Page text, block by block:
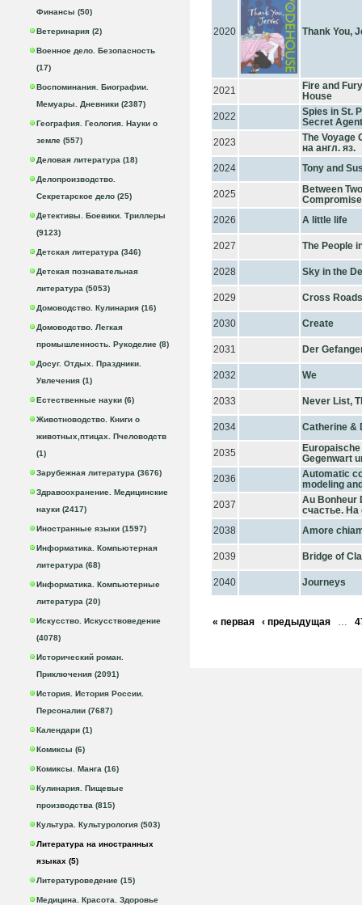
Финансы (50)
Ветеринария (2)
Военное дело. Безопасность
(17)
Воспоминания. Биографии.
Мемуары. Дневники (2387)
География. Геология. Науки о
земле (557)
Деловая литература (18)
Делопроизводство.
Секретарское дело (25)
Детективы. Боевики. Триллеры
(9123)
Детская литература (346)
Детская познавательная
литература (5053)
Домоводство. Кулинария (16)
Домоводство. Легкая
промышленность. Рукоделие (8)
Досуг. Отдых. Праздники.
Увлечения (1)
Естественные науки (6)
Животноводство. Книги о
животных,птицах. Пчеловодств
(1)
Зарубежная литература (3676)
Здравоохранение. Медицинские
науки (2417)
Иностранные языки (1597)
Информатика. Компьютерная
литература (68)
Информатика. Компьютерные
литература (20)
Искусство. Искусствоведение
(4078)
Исторический роман.
Приключения (2091)
История. История России.
Персоналии (7687)
Календари (1)
Комиксы (6)
Комиксы. Манга (16)
Кулинария. Пищевые
производства (815)
Культура. Культурология (503)
Литература на иностранных
языках (5)
Литературоведение (15)
Медицина. Красота. Здоровье
2020 Thank You,
2021
Fire and
House
2022
Spies in St.
Secret
2023
The Voyage
на англ. яз.
2024
Tony and
2025
Between
2026
A little life
2027 The People
2028 Sky in the
2029 Cross Roads
2030 Create
2031 Der
2032 We
2033 Never List,
2034 Catherine &
2035
Gegenwart
2036
Automatic
modeling
2037
Au Bonheur
счастье. На
2038
Amore
2039 Bridge of
2040 Journeys
« первая ‹ предыдущая …